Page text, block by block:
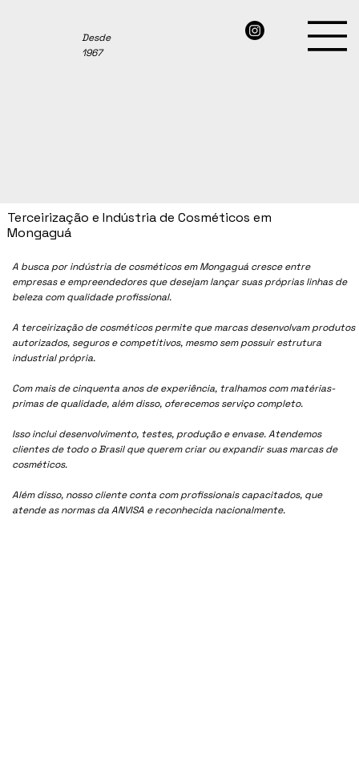
Desde
1967
A busca por indústria de cosméticos emMongaguá cresce entre
empresas e empreendedores que desejam lançar suas próprias linhas de
beleza com qualidade profissional.
A terceirização de cosméticos permite que marcas desenvolvam produtos
autorizados, seguros e competitivos, mesmo sem possuir estrutura
industrial própria.
Com mais de cinquenta anos de experiência, tralhamos com matérias-
primas de qualidade, além disso, oferecemos serviço completo.
Isso inclui desenvolvimento, testes, produção e envase. Atendemos
clientes de todo o Brasil que querem criar ou expandir suas marcas de
cosméticos.
Além disso, nosso cliente conta com profissionais capacitados, que
atende as normas da ANVISA e reconhecida nacionalmente.
Terceirização e Indústria de Cosméticos em
Mongaguá